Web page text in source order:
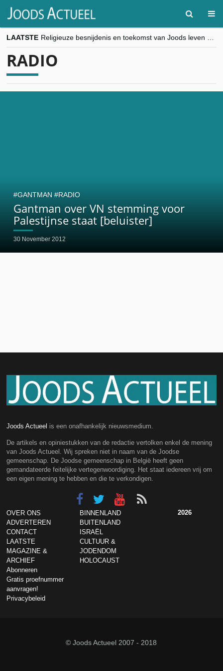
LAATSTE
“Besnijdenisdebat toont hoe moeilijk seculiere Westen minderheden begrijpt”, Jinnih Beels (Vooruit)
RADIO
Gantman over VN stemming voor
Palestijnse staat [beluister]
30 November 2012
GANTMAN RADIO
Joods Actueel is een onafhankelijk nieuwsmedium.
De artikels en opiniestukken van de redactie vertolken enkel de mening
van Joods Actueel. Wij spreken niet in naam van de Joodse
gemeenschap. De Joodse gemeenschap in België heeft geen
gemandateerde feitelijke vertegenwoordiging. Het staat iedereen vrij om
een eigen mening te hebben en die te verkondigen.
OVER ONS
ADVERTEREN
CONTACT
LAATSTE
MAGAZINE &
ARCHIEF
Abonneren
Gratis proefnummer
aanvragen!
Privacybeleid
BINNENLAND
BUITENLAND
ISRAËL
CULTUUR &
JODENDOM
HOLOCAUST
2026
© Joods Actueel 2007 - 2018